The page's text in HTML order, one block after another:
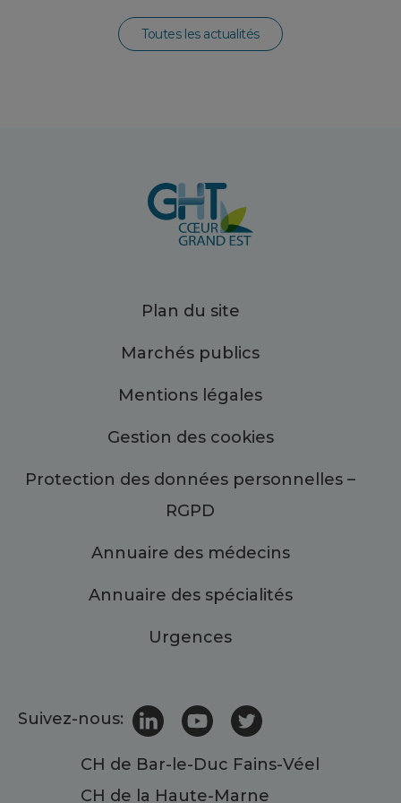
Toutes les actualités
Plan du site
Marchés publics
Mentions légales
Gestion des cookies
Protection des données personnelles –
RGPD
Annuaire des médecins
Annuaire des spécialités
Urgences
Suivez-nous:
CH de Bar-le-Duc Fains-Véel
CH de la Haute-Marne